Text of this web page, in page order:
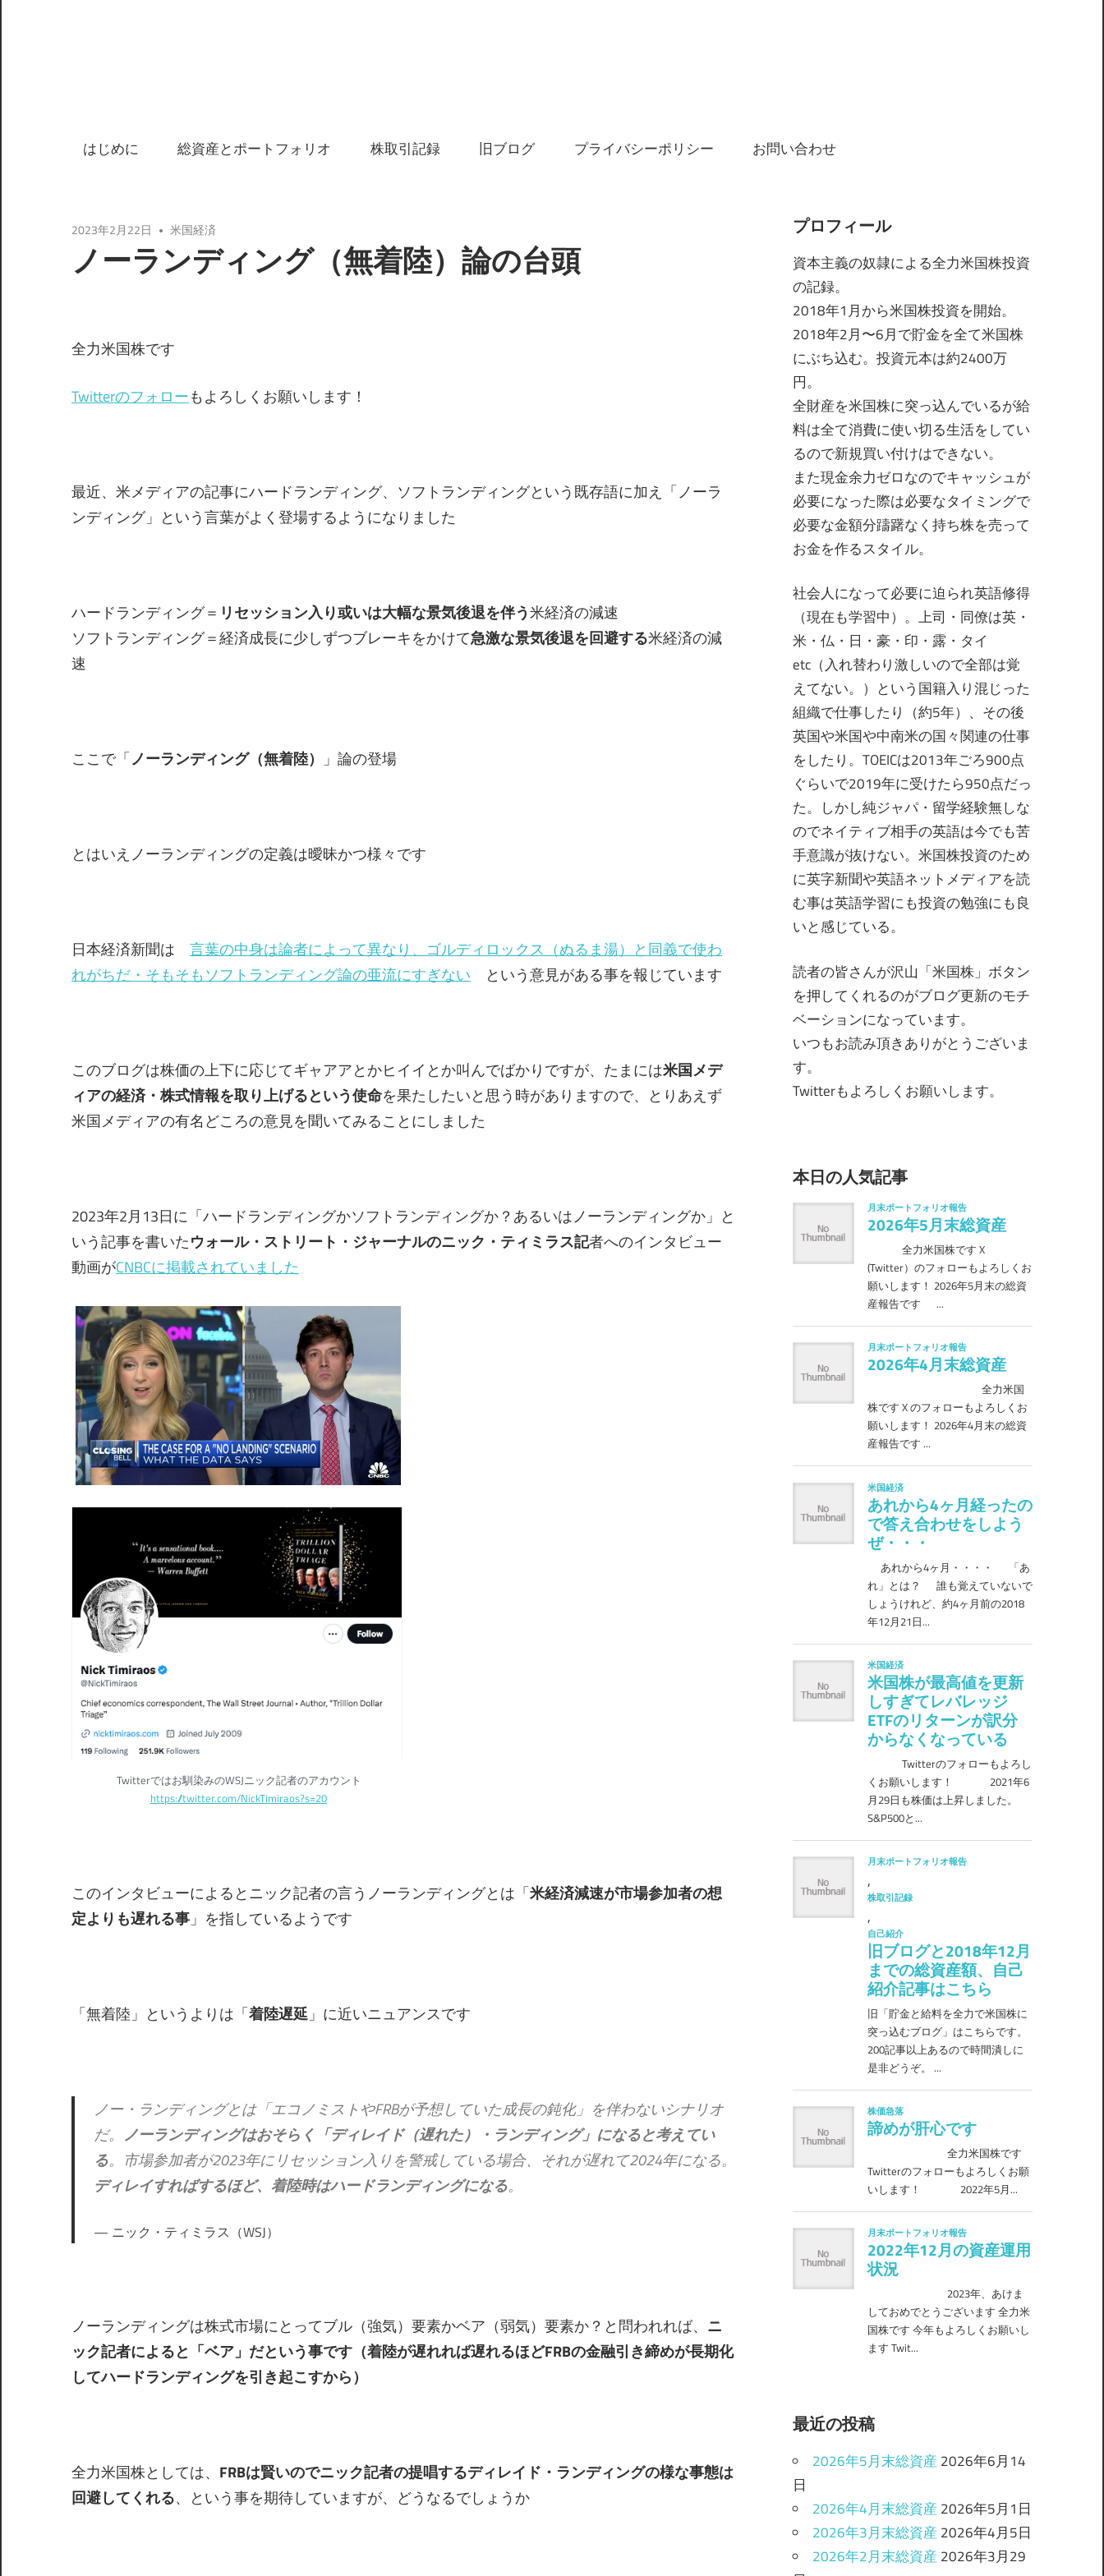
はじめに 総資産とポートフォリオ 株取引記録 旧ブログ プライバシーポリシー お問い合わせ
2023年2月22日 米国経済
ノーランディング（無着陸）論の台頭
全力米国株です
Twitterのフォローもよろしくお願いします！
最近、米メディアの記事にハードランディング、ソフトランディングという既存語に加え「ノーラ
ンディング」という言葉がよく登場するようになりました
ハードランディング＝ リセッション入り或いは大幅な景気後退を伴う米経済の減速
ソフトランディング＝経済成長に少しずつブレーキをかけて急激な景気後退を回避する米経済の減
速
ここで「ノーランディング（無着陸） 」論の登場
とはいえノーランディングの定義は曖昧かつ様々です
日本経済新聞は 言葉の中身は論者によって異なり、ゴルディロックス（ぬるま湯）と同義で使わ
れがちだ・そもそもソフトランディング論の亜流にすぎない という意見がある事を報じています
このブログは株価の上下に応じてギャアアとかヒイイとか叫んでばかりですが、たまには米国メデ
ィアの経済・株式情報を取り上げるという使命を果たしたいと思う時がありますので、とりあえず
米国メディアの有名どころの意見を聞いてみることにしました
2023年2月13日に「ハードランディングかソフトランディングか？あるいはノーランディングか」と
いう記事を書いたウォール・ストリート・ジャーナルのニック・ティミラス記者へのインタビュー
動画がCNBCに掲載されていました
Twitterではお馴染みのWSJニック記者のアカウント
https://twitter.com/NickTimiraos?s=20
このインタビューによるとニック記者の言うノーランディングとは「米経済減速が市場参加者の想
定よりも遅れる事 」を指しているようです
「無着陸」というよりは「着陸遅延 」に近いニュアンスです
ノー・ランディングとは「エコノミストやFRBが予想していた成長の鈍化」を伴わないシナリオ
だ。 ノーランディングはおそらく「ディレイド（遅れた）・ランディング」になると考えてい
る。市場参加者が2023年にリセッション入りを警戒している場合、それが遅れて2024年になる。
ディレイすればするほど、着陸時はハードランディングになる。
ニック・ティミラス（WSJ）
ノーランディングは株式市場にとってブル（強気）要素かベア（弱気）要素か？と問われれば、 ニ
ック記者によると「ベア」だという事です（着陸が遅れれば遅れるほどFRBの金融引き締めが長期化
してハードランディングを引き起こすから）
全力米国株としては、 FRBは賢いのでニック記者の提唱するディレイド・ランディングの様な事態は
回避してくれる、という事を期待していますが、どうなるでしょうか
プロフィール
資本主義の奴隷による全力米国株投資
の記録。
2018年1月から米国株投資を開始。
2018年2月〜6月で貯金を全て米国株
にぶち込む。投資元本は約2400万
円。
全財産を米国株に突っ込んでいるが給
料は全て消費に使い切る生活をしてい
るので新規買い付けはできない。
また現金余力ゼロなのでキャッシュが
必要になった際は必要なタイミングで
必要な金額分躊躇なく持ち株を売って
お金を作るスタイル。
社会人になって必要に迫られ英語修得
（現在も学習中）。上司・同僚は英・
米・仏・日・豪・印・露・タイ
etc（入れ替わり激しいので全部は覚
えてない。）という国籍入り混じった
組織で仕事したり（約5年）、その後
英国や米国や中南米の国々関連の仕事
をしたり。TOEICは2013年ごろ900点
ぐらいで2019年に受けたら950点だっ
た。しかし純ジャパ・留学経験無しな
のでネイティブ相手の英語は今でも苦
手意識が抜けない。米国株投資のため
に英字新聞や英語ネットメディアを読
む事は英語学習にも投資の勉強にも良
いと感じている。
読者の皆さんが沢山「米国株」ボタン
を押してくれるのがブログ更新のモチ
ベーションになっています。
いつもお読み頂きありがとうございま
す。
Twitterもよろしくお願いします。
本日の人気記事
最近の投稿
2026年5月末総資産 2026年6月14
日
2026年4月末総資産 2026年5月1日
2026年3月末総資産 2026年4月5日
2026年2月末総資産 2026年3月29